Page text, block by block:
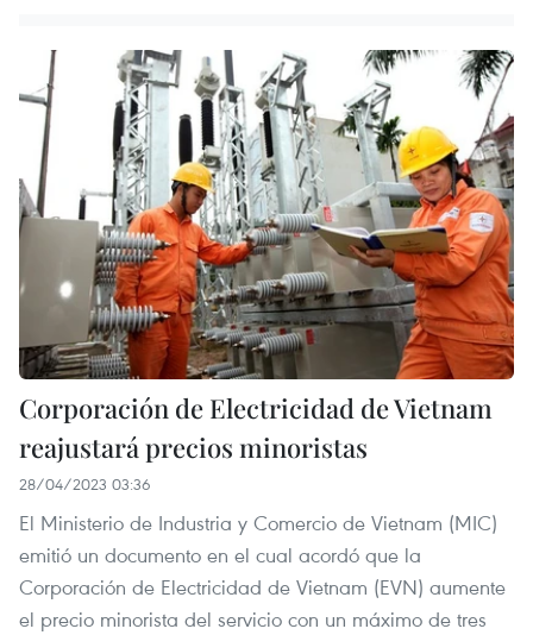
Corporación de Electricidad de Vietnam
reajustará precios minoristas
28/04/2023 03:36
El Ministerio de Industria y Comercio de Vietnam (MIC)
emitió un documento en el cual acordó que la
Corporación de Electricidad de Vietnam (EVN) aumente
el precio minorista del servicio con un máximo de tres